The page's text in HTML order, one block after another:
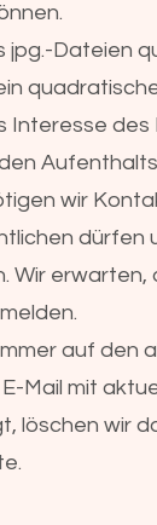
jpg.-Dateien
Interesse
wir
dürfen
Wir erwarten,
auf den
Mail mit
löschen wir